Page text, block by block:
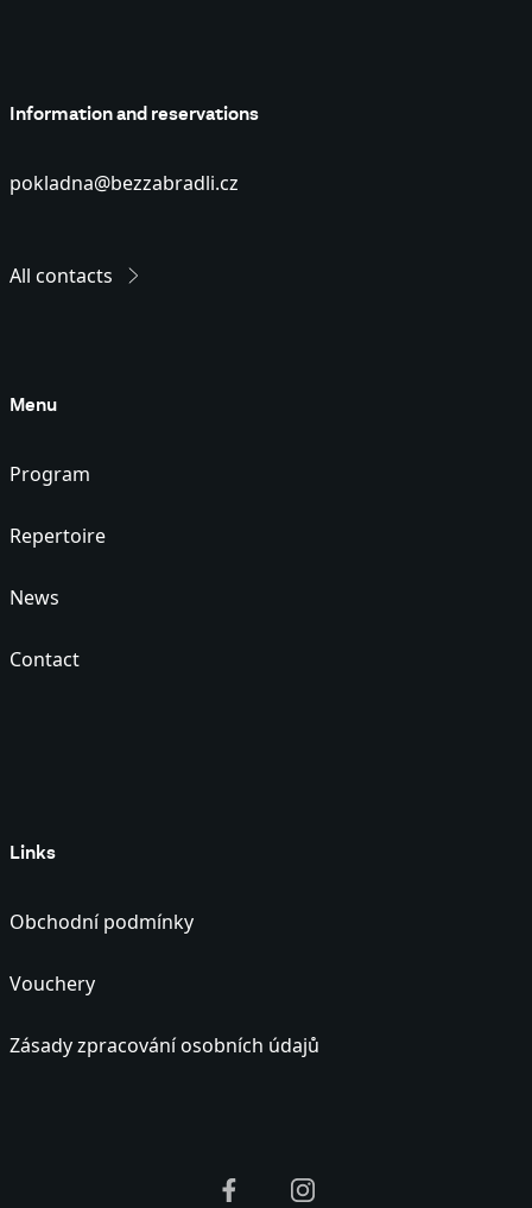
Information and reservations
pokladna@bezzabradli.cz
All contacts
Menu
Program
Repertoire
News
Contact
Links
Obchodní podmínky
Vouchery
Zásady zpracování osobních údajů